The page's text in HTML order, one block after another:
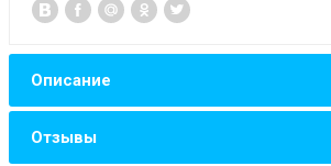
Описание
Отзывы